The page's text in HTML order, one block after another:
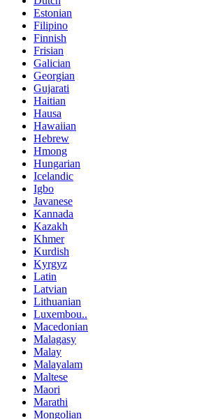
Estonian
Filipino
Finnish
Frisian
Galician
Georgian
Gujarati
Haitian
Hausa
Hawaiian
Hebrew
Hmong
Hungarian
Icelandic
Igbo
Javanese
Kannada
Kazakh
Khmer
Kurdish
Kyrgyz
Latin
Latvian
Lithuanian
Luxembou..
Macedonian
Malagasy
Malay
Malayalam
Maltese
Maori
Marathi
Mongolian